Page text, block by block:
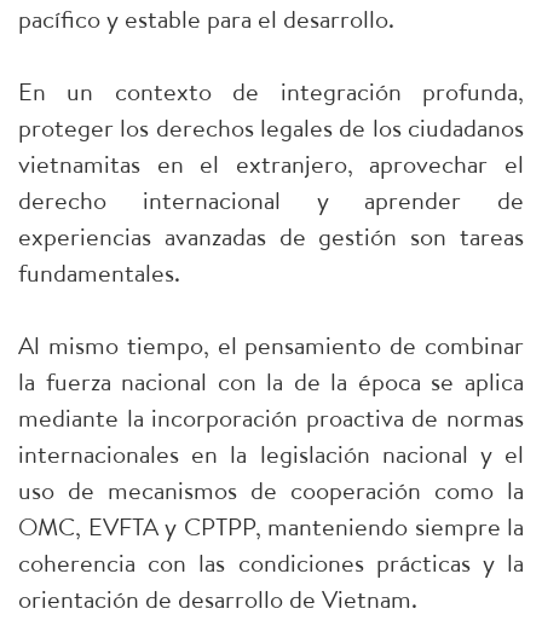
pacífico y estable para el desarrollo.
En un contexto de integración profunda,
proteger los derechos legales de los ciudadanos
vietnamitas en el extranjero, aprovechar el
derecho internacional y aprender de
experiencias avanzadas de gestión son tareas
fundamentales.
Al mismo tiempo, el pensamiento de combinar
la fuerza nacional con la de la época se aplica
mediante la incorporación proactiva de normas
internacionales en la legislación nacional y el
uso de mecanismos de cooperación como la
OMC, EVFTA y CPTPP, manteniendo siempre la
coherencia con las condiciones prácticas y la
orientación de desarrollo de Vietnam.